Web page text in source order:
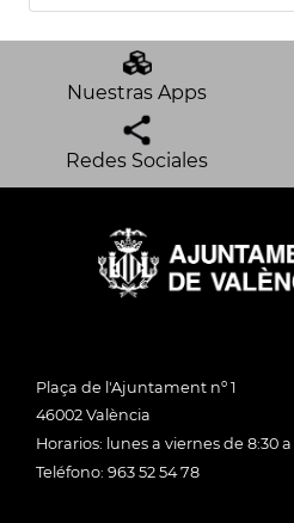
Nuestras Apps
Redes Sociales
Plaça de l'Ajuntament nº 1
46002 València
Horarios: lunes a viernes de 8:30
Teléfono: 963 52 54 78